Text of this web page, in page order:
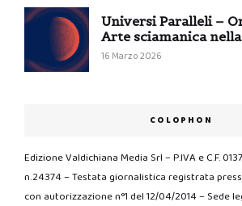
Universi Paralleli –
Arte sciamanica
16 Marzo 2026
COLOPHON
Edizione Valdichiana Media Srl – P.IVA e C.F.
n.24374 – Testata giornalistica registrata
con autorizzazione n°1 del 12/04/2014 – Sede